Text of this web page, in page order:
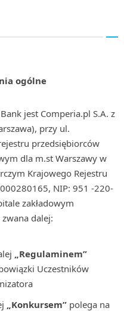
ogólne
jest Comperia.pl S.A. z
przy ul.
przedsiębiorców
dla m.st Warszawy w
Krajowego Rejestru
NIP: 951 -220-
zakładowym
dalej:
„Regulaminem”
Uczestników
„Konkursem” polega na